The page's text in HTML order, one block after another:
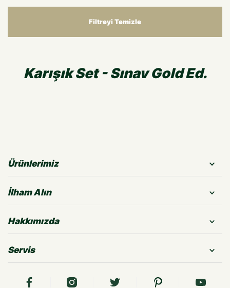
Filtreyi Temizle
Karışık Set - Sınav Gold Ed.
Ürünlerimiz
İlham Alın
Hakkımızda
Servis